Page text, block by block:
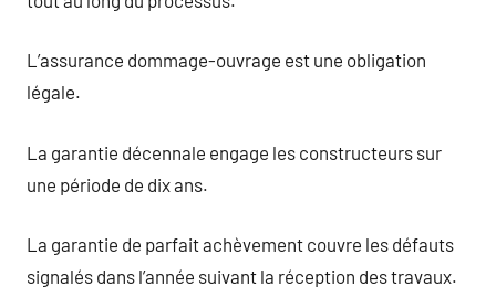
L’assurance dommage-ouvrage est une obligation
légale.
La garantie décennale engage les constructeurs sur
une période de dix ans.
La garantie de parfait achèvement couvre les défauts
signalés dans l’année suivant la réception des travaux.